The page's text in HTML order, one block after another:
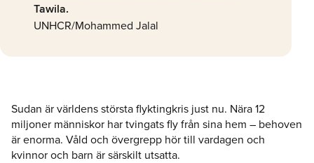
Tawila.
UNHCR/Mohammed Jalal
Sudan är världens största flyktingkris just nu. Nära 12
miljoner människor har tvingats fly från sina hem – behoven
är enorma. Våld och övergrepp hör till vardagen och
kvinnor och barn är särskilt utsatta.